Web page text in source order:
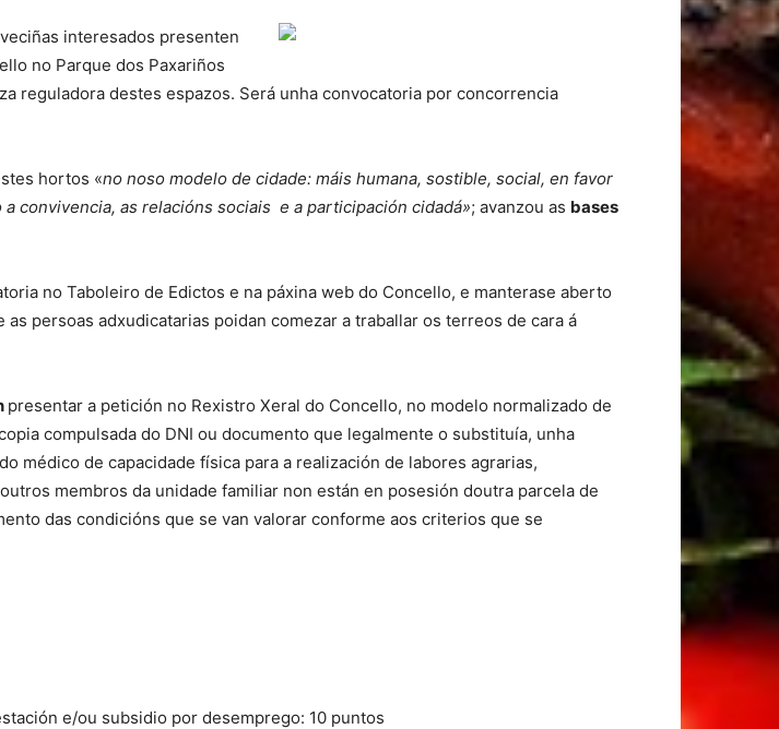
interesados presenten
no Parque dos Paxariños
reguladora destes espazos. Será unha convocatoria por concorrencia
hortos «no noso modelo de cidade: máis humana, sostible, social, en favor
convivencia, as relacións sociais e a participación cidadá»; avanzou as bases
no Taboleiro de Edictos e na páxina web do Concello, e manterase aberto
as persoas adxudicatarias poidan comezar a traballar os terreos de cara á
presentar a petición no Rexistro Xeral do Concello, no modelo normalizado de
compulsada do DNI ou documento que legalmente o substituía, unha
médico de capacidade física para a realización de labores agrarias,
membros da unidade familiar non están en posesión doutra parcela de
das condicións que se van valorar conforme aos criterios que se
e/ou subsidio por desemprego: 10 puntos